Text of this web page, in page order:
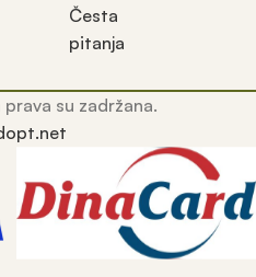
Česta
pitanja
su zadržana.